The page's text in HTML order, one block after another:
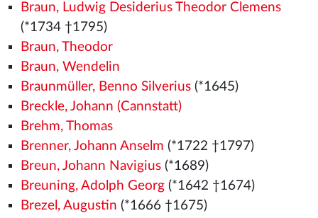
Braun, Ludwig Desiderius Theodor Clemens
(*1734 †1795)
Braun, Theodor
Braun, Wendelin
Braunmüller, Benno Silverius(*1645)
Breckle, Johann (Cannstatt)
Brehm, Thomas
Brenner, Johann Anselm (*1722 †1797)
Breun, Johann Navigius(*1689)
Breuning, Adolph Georg(*1642 †1674)
Brezel, Augustin (*1666 †1675)